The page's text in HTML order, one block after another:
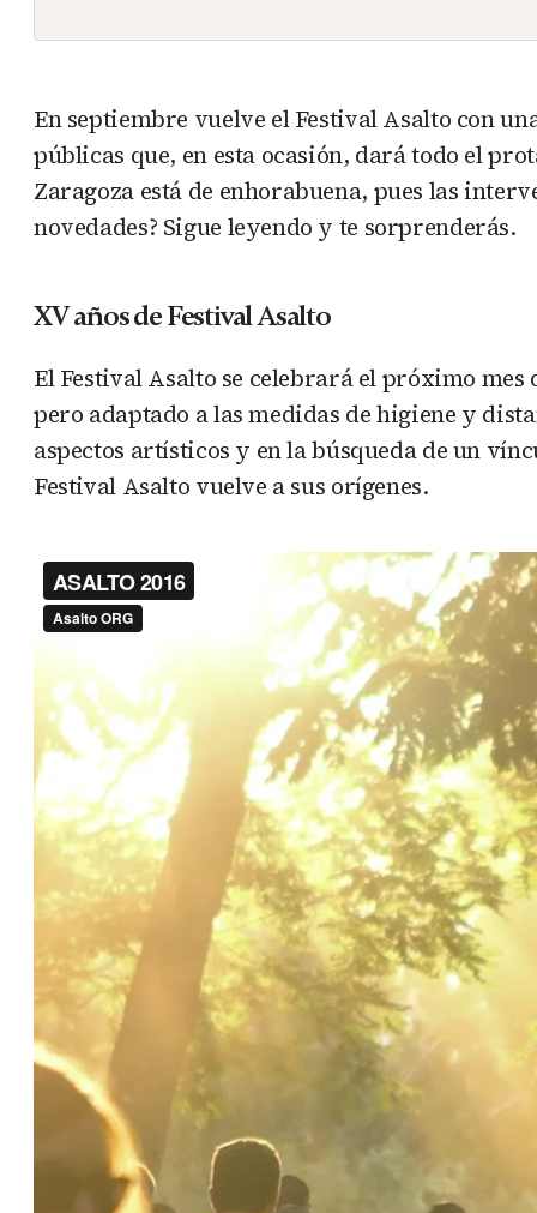
En septiembre vuelve el Festival Asalto con
públicas que, en esta ocasión, dará todo el
Zaragoza está de enhorabuena, pues las
novedades? Sigue leyendo y te sorprenderás.
XV años de Festival Asalto
El Festival Asalto se celebrará el próximo
pero adaptado a las medidas de higiene y
aspectos artísticos y en la búsqueda de un
Festival Asalto vuelve a sus orígenes.